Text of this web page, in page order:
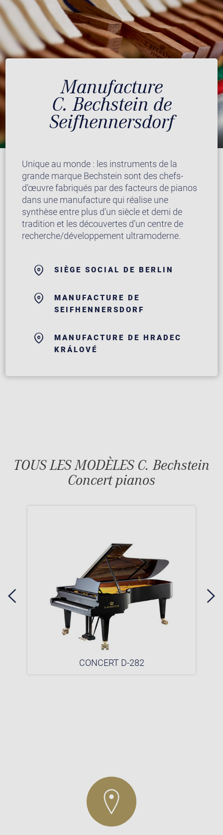
Manufacture
C. Bechstein de
Seifhennersdorf
Unique au monde : les instruments de la
grande marque Bechstein sont des chefs-
d’œuvre fabriqués par des facteurs de pianos
dans une manufacture qui réalise une
synthèse entre plus d’un siècle et demi de
tradition et les découvertes d’un centre de
recherche/développement ultramoderne.
SIÈGE SOCIAL DE BERLIN
MANUFACTURE DE
SEIFHENNERSDORF
MANUFACTURE DE HRADEC
KRÁLOVÉ
TOUS LES MODÈLES C. Bechstein
Concert pianos
CONCERT D-282